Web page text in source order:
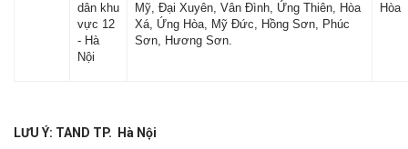
dân khu
vực 12
- Hà
Nội
Mỹ, Đại Xuyên, Vân Đình, Ứng Thiên, Hòa
Xá, Ứng Hòa, Mỹ Đức, Hồng Sơn, Phúc
Sơn, Hương Sơn.
Hòa
LƯU Ý: TAND TP. Hà Nội